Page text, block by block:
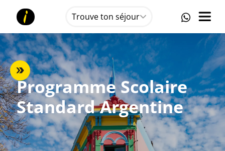
Trouve ton séjour
Programme Scolaire
StandardArgentine